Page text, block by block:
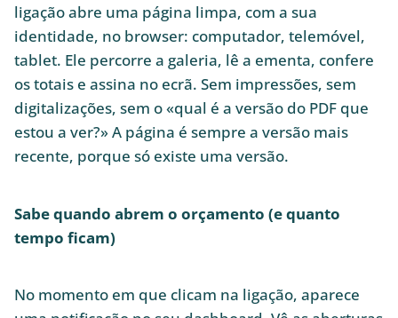
ligação abre uma página limpa, com a sua
identidade, no browser: computador, telemóvel,
tablet. Ele percorre a galeria, lê a ementa, confere
os totais e assina no ecrã. Sem impressões, sem
digitalizações, sem o «qual é a versão do PDF que
estou a ver?» A página é sempre a versão mais
recente, porque só existe uma versão.
Sabe quando abrem o orçamento (e quanto
tempo ficam)
No momento em que clicam na ligação, aparece